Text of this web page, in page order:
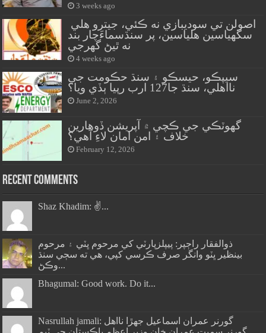
3 weeks ago
سگهياسين هلياسين، پر سنڌسماءَچار بند
نه ٿيڻ گهرجي
4 weeks ago
سيپڪو، حيسڪو ۽ سنڌ حڪومت جي
نااهلي، سنڌ جا127 ارب رپيا ٻڏي ويا؟
June 2, 2026
گهوٽڪي جي ڪچي ۾ آپريشن ڏوهارين
خلاف ۽ امن امان لاءِ آهي؟
February 12, 2026
Recent Comments
Shaz Khadim: ✌️...
ذوالفقار راڄپر: پيپلزپارٽي کي مرحوم ڀٽي ۽ مرحوم
بينظير ڀٽو وانگر صرف ڪرسي کپي، هي ته سڄي سنڌ
وڪڻ...
Bhagumal: Good work. Do it...
Nasrullah jamali: گورنر عمران اسماعيل جھڙا نااهل